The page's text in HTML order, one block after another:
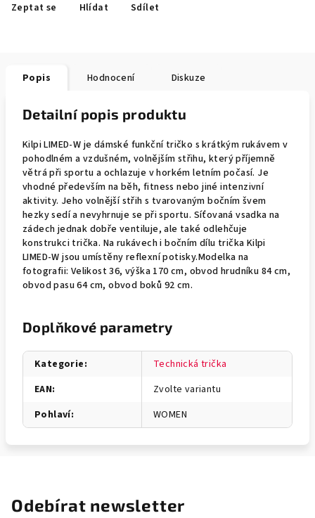
Zeptat se Hlídat Sdílet
Popis Hodnocení Diskuze
Detailní popis produktu
Kilpi LIMED-W je dámské funkční tričko s krátkým rukávem v
pohodlném a vzdušném, volnějším střihu, který příjemně
větrá při sportu a ochlazuje v horkém letním počasí. Je
vhodné především na běh, fitness nebo jiné intenzivní
aktivity. Jeho volnější střih s tvarovaným bočním švem
hezky sedí a nevyhrnuje se při sportu. Síťovaná vsadka na
zádech jednak dobře ventiluje, ale také odlehčuje
konstrukci trička. Na rukávech i bočním dílu trička Kilpi
LIMED-W jsou umístěny reflexní potisky.Modelka na
fotografii: Velikost 36, výška 170 cm, obvod hrudníku 84 cm,
obvod pasu 64 cm, obvod boků 92 cm.
Doplňkové parametry
Kategorie:
Technická trička
EAN:
Zvolte variantu
Pohlaví: WOMEN
Odebírat newsletter